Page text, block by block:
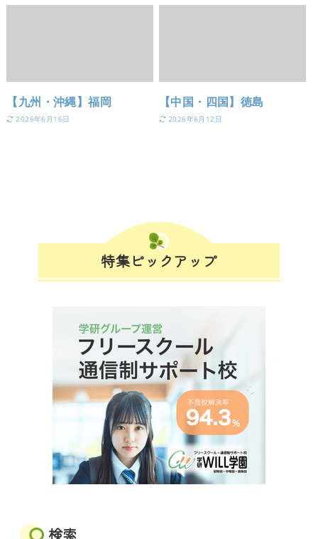
【九州・沖縄】福岡
2026年6月16日
【中国・四国】徳島
2026年6月12日
特集ピックアップ
検索